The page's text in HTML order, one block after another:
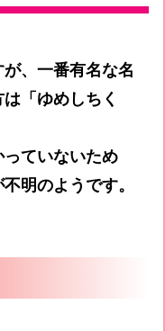
、一番有名な名
「ゆめしちく
っていないため
明のようです。